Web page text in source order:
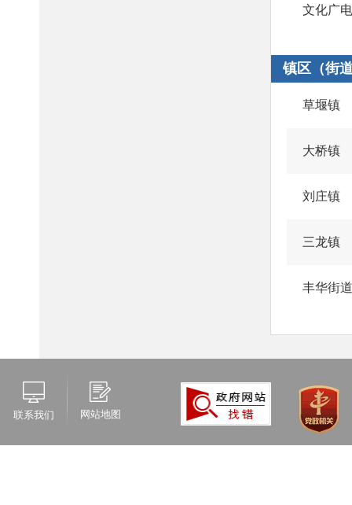
文化广
镇区（街
草堰镇
大桥镇
刘庄镇
三龙镇
丰华街道
联系我们 网站地图